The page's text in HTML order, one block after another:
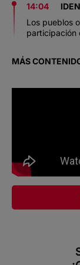
14:04
Los pueblos
participación
MÁS